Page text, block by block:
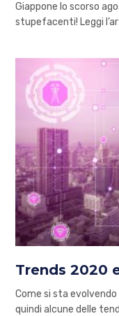
Giappone lo scorso
stupefacenti! Leggi
Trends 2020
Come si sta
quindi alcune delle